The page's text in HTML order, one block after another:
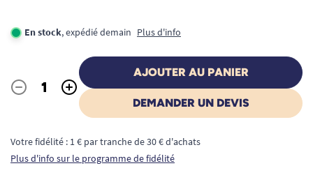
En stock, expédié demain Plus d'info
Quantité
- +
AJOUTER AU PANIER
DEMANDER UN DEVIS
Votre fidélité : 1 € par tranche de 30 € d'achats
Plus d'info sur le programme de fidélité